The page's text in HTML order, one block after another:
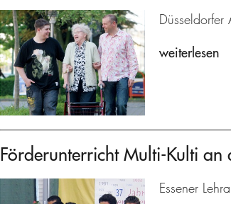
weiterlesen
Förderunterricht Multi-Kulti an
Essener